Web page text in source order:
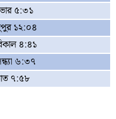
৫:৩১
১২:০৪
৪:৪১
৬:৩৭
৭:৫৮